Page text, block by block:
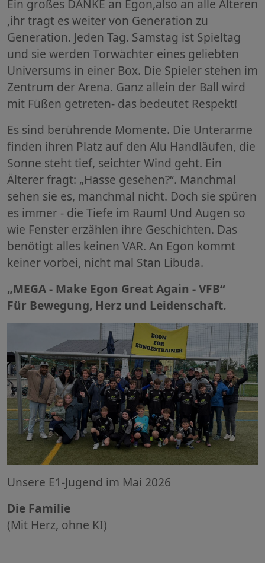
Ein großes DANKE an Egon,also an alle Älteren
,ihr tragt es weiter von Generation zu
Generation. Jeden Tag. Samstag ist Spieltag
und sie werden Torwächter eines geliebten
Universums in einer Box. Die Spieler stehen im
Zentrum der Arena. Ganz allein der Ball wird
mit Füßen getreten- das bedeutet Respekt!
Es sind berührende Momente. Die Unterarme
finden ihren Platz auf den Alu Handläufen, die
Sonne steht tief, seichter Wind geht. Ein
Älterer fragt: „Hasse gesehen?“. Manchmal
sehen sie es, manchmal nicht. Doch sie spüren
es immer - die Tiefe im Raum! Und Augen so
wie Fenster erzählen ihre Geschichten. Das
benötigt alles keinen VAR. An Egon kommt
keiner vorbei, nicht mal Stan Libuda.
„MEGA - Make Egon Great Again - VFB“
Für Bewegung, Herz und Leidenschaft.
Unsere E1-Jugend im Mai 2026
Die Familie
(Mit Herz, ohne KI)